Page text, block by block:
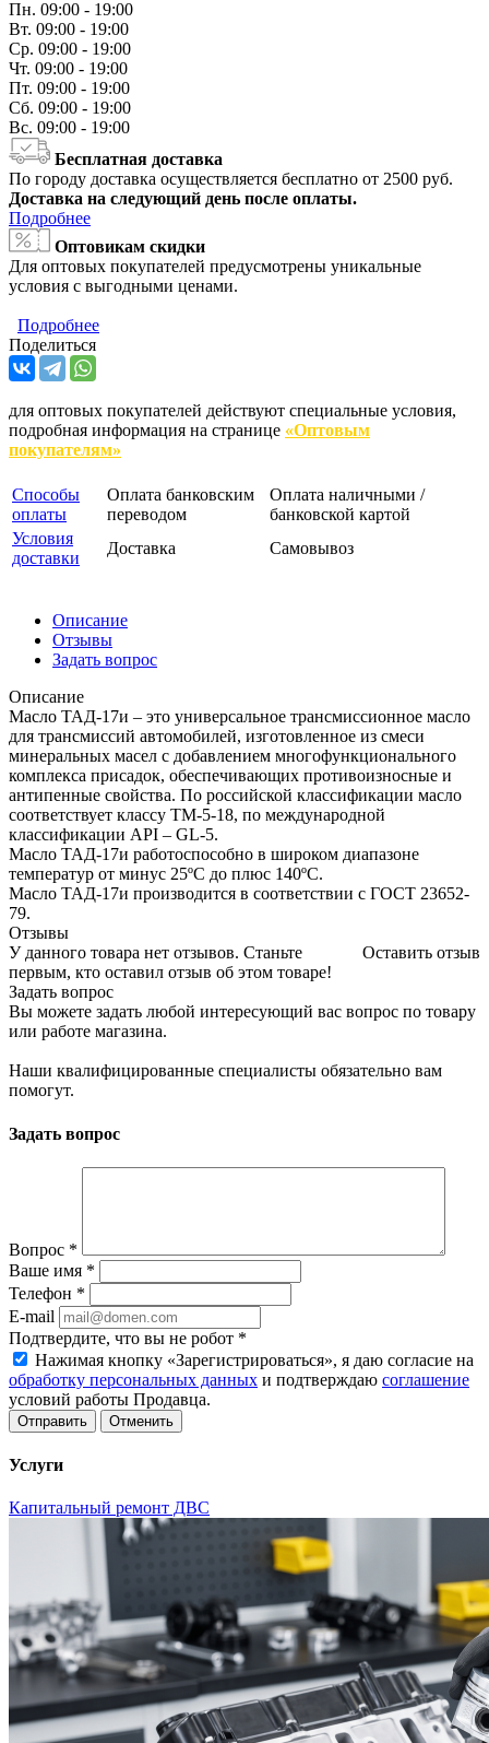
Пн. 09:00 - 19:00
Вт. 09:00 - 19:00
Ср. 09:00 - 19:00
Чт. 09:00 - 19:00
Пт. 09:00 - 19:00
Сб. 09:00 - 19:00
Вс. 09:00 - 19:00
Бесплатная доставка
По городу доставка осуществляется бесплатно от 2500 руб.
Доставка на следующий день после оплаты.
Подробнее
Оптовикам скидки
Для оптовых покупателей предусмотрены уникальные
условия с выгодными ценами.
Подробнее
Поделиться
для оптовых покупателей действуют специальные условия,
подробная информация на странице «Оптовым
покупателям»
Способы
оплаты
Оплата банковским
переводом
Оплата наличными /
банковской картой
Условия
доставки
Доставка Самовывоз
Описание
Отзывы
Задать вопрос
Описание
Масло ТАД-17и – это универсальное трансмиссионное масло
для трансмиссий автомобилей, изготовленное из смеси
минеральных масел с добавлением многофункционального
комплекса присадок, обеспечивающих противоизносные и
антипенные свойства. По российской классификации масло
соответствует классу ТМ-5-18, по международной
классификации API – GL-5.
Масло ТАД-17и работоспособно в широком диапазоне
температур от минус 25ºС до плюс 140ºС.
Масло ТАД-17и производится в соответствии с ГОСТ 23652-
79.
Отзывы
Оставить отзыв
У данного товара нет отзывов. Станьте
первым, кто оставил отзыв об этом товаре!
Задать вопрос
Вы можете задать любой интересующий вас вопрос по товару
или работе магазина.
Наши квалифицированные специалисты обязательно вам
помогут.
Задать вопрос
Вопрос *
Ваше имя *
Телефон *
E-mail
Подтвердите, что вы не робот *
Нажимая кнопку «Зарегистрироваться», я даю согласие на
обработку персональных данных и подтверждаю соглашение
условий работы Продавца.
Отменить
Услуги
Капитальный ремонт ДВС